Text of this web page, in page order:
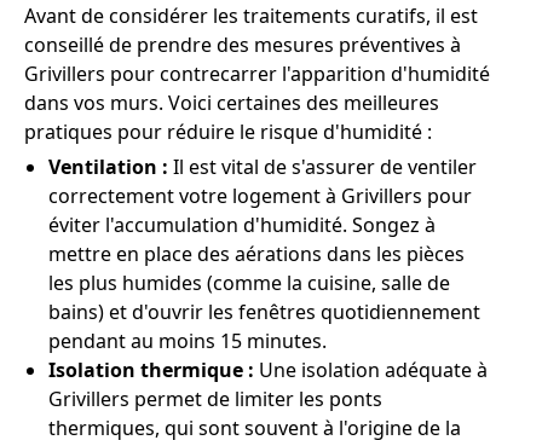
Avant de considérer les traitements curatifs, il est
conseillé de prendre des mesures préventives à
Grivillers pour contrecarrer l'apparition d'humidité
dans vos murs. Voici certaines des meilleures
pratiques pour réduire le risque d'humidité :
Ventilation : Il est vital de s'assurer de ventiler
correctement votre logement à Grivillers pour
éviter l'accumulation d'humidité. Songez à
mettre en place des aérations dans les pièces
les plus humides (comme la cuisine, salle de
bains) et d'ouvrir les fenêtres quotidiennement
pendant au moins 15 minutes.
Isolation thermique : Une isolation adéquate à
Grivillers permet de limiter les ponts
thermiques, qui sont souvent à l'origine de la